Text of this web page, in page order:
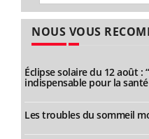
NOUS VOUS
Éclipse solaire du 12 août :
indispensable pour la
Les troubles du sommeil